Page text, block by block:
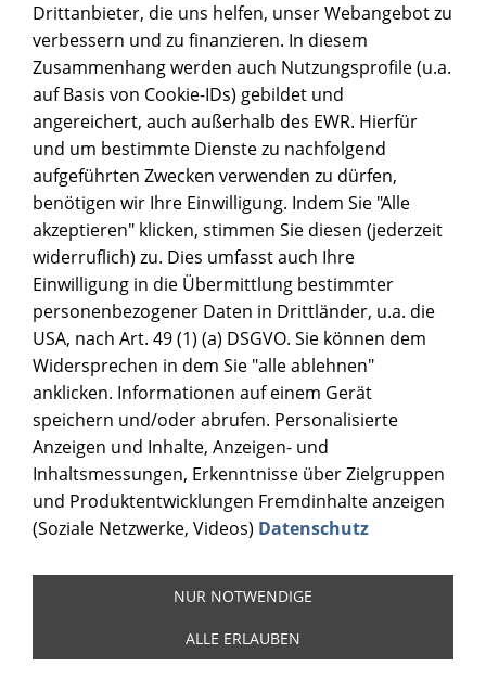
Drittanbieter, die uns helfen, unser Webangebot zu
verbessern und zu finanzieren. In diesem
Zusammenhang werden auch Nutzungsprofile (u.a.
auf Basis von Cookie-IDs) gebildet und
angereichert, auch außerhalb des EWR. Hierfür
und um bestimmte Dienste zu nachfolgend
aufgeführten Zwecken verwenden zu dürfen,
benötigen wir Ihre Einwilligung. Indem Sie "Alle
akzeptieren" klicken, stimmen Sie diesen (jederzeit
widerruflich) zu. Dies umfasst auch Ihre
Einwilligung in die Übermittlung bestimmter
personenbezogener Daten in Drittländer, u.a. die
USA, nach Art. 49 (1) (a) DSGVO. Sie können dem
Widersprechen in dem Sie "alle ablehnen"
anklicken. Informationen auf einem Gerät
speichern und/oder abrufen. Personalisierte
Anzeigen und Inhalte, Anzeigen- und
Inhaltsmessungen, Erkenntnisse über Zielgruppen
und Produktentwicklungen Fremdinhalte anzeigen
(Soziale Netzwerke, Videos) Datenschutz
NUR NOTWENDIGE
ALLE ERLAUBEN